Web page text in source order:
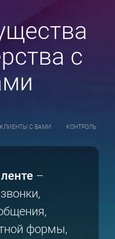
с
КЛИЕНТЫ С ВАМИ КОНТРОЛЬ
–
формы,